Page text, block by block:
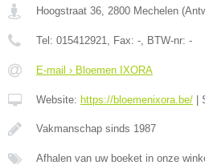
Hoogstraat 36 2800 Mechelen (
Tel: 015412921 , Fax: - , BTW-nr: -
E-mail › Bloemen IXORA
Website: https://bloemenixora.be/
Vakmanschap sinds 1987
Afhalen van uw boeket in onze